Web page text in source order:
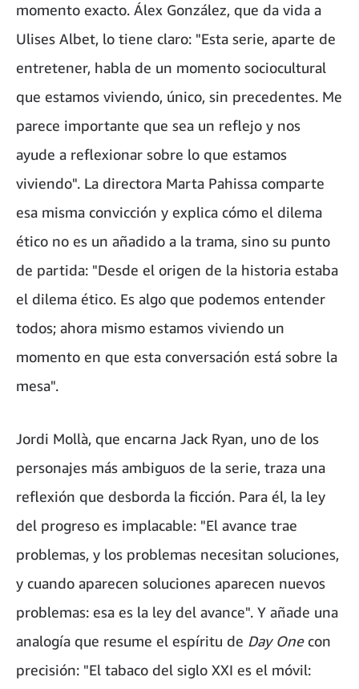
momento exacto. Álex González, que da vida a
Ulises Albet, lo tiene claro: "Esta serie, aparte de
entretener, habla de un momento sociocultural
que estamos viviendo, único, sin precedentes. Me
parece importante que sea un reflejo y nos
ayude a reflexionar sobre lo que estamos
viviendo". La directora Marta Pahissa comparte
esa misma convicción y explica cómo el dilema
ético no es un añadido a la trama, sino su punto
de partida: "Desde el origen de la historia estaba
el dilema ético. Es algo que podemos entender
todos; ahora mismo estamos viviendo un
momento en que esta conversación está sobre la
mesa".
Jordi Mollà, que encarna Jack Ryan, uno de los
personajes más ambiguos de la serie, traza una
reflexión que desborda la ficción. Para él, la ley
del progreso es implacable: "El avance trae
problemas, y los problemas necesitan soluciones,
y cuando aparecen soluciones aparecen nuevos
problemas: esa es la ley del avance". Y añade una
analogía que resume el espíritu de Day Onecon
precisión: "El tabaco del siglo XXI es el móvil: